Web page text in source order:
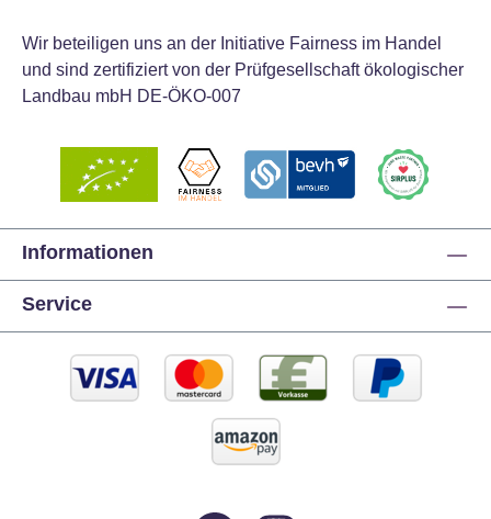
Wir beteiligen uns an der Initiative Fairness im Handel
und sind zertifiziert von der Prüfgesellschaft ökologischer
Landbau mbH DE-ÖKO-007
Informationen
Service